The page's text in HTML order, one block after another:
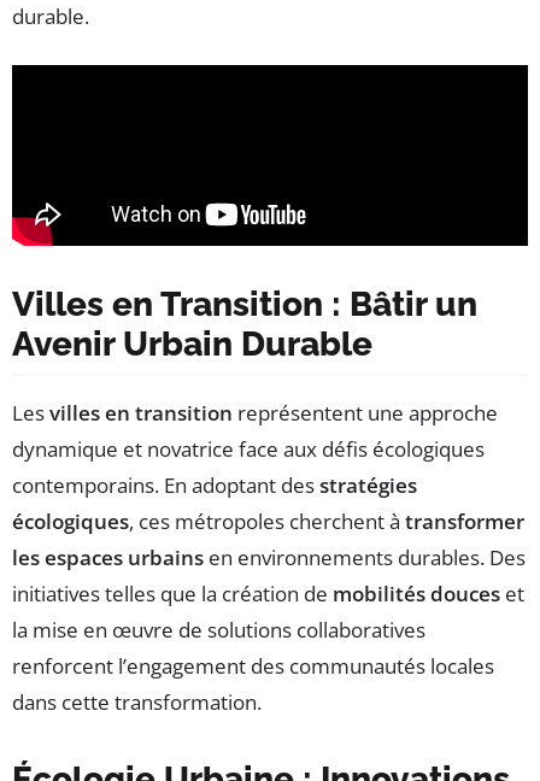
durable.
Villes en Transition : Bâtir un
Avenir Urbain Durable
Lesvilles en transition représentent une approche
dynamique et novatrice face aux défis écologiques
contemporains. En adoptant desstratégies
écologiques, ces métropoles cherchent à transformer
les espaces urbains en environnements durables. Des
initiatives telles que la création de mobilités douces et
la mise en œuvre de solutions collaboratives
renforcent l’engagement des communautés locales
dans cette transformation.